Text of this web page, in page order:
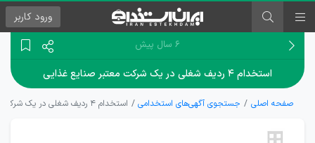
ورود کاربر
۶ سال پیش
استخدام ۴ ردیف شغلی در يک شركت معتبر صنايع غذايی
صفحه اصلی جستجوی آگهی‌های استخدامی استخدام ۴ ردیف شغلی در يک شركت معتبر صنايع غذايی